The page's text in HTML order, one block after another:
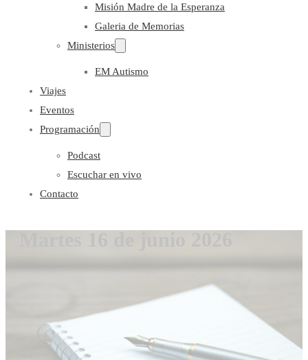
Misión Madre de la Esperanza
Galeria de Memorias
Ministerios
EM Autismo
Viajes
Eventos
Programación
Podcast
Escuchar en vivo
Contacto